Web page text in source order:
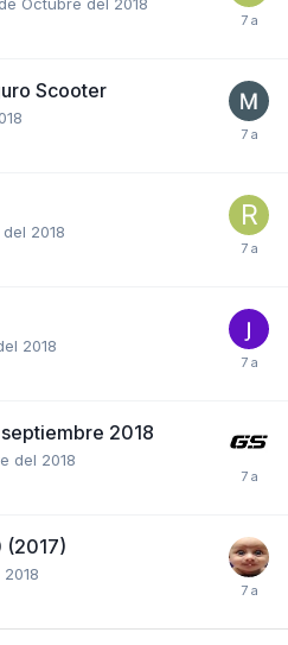
Scooter
2018
2018
2018
del 2018
(2017)